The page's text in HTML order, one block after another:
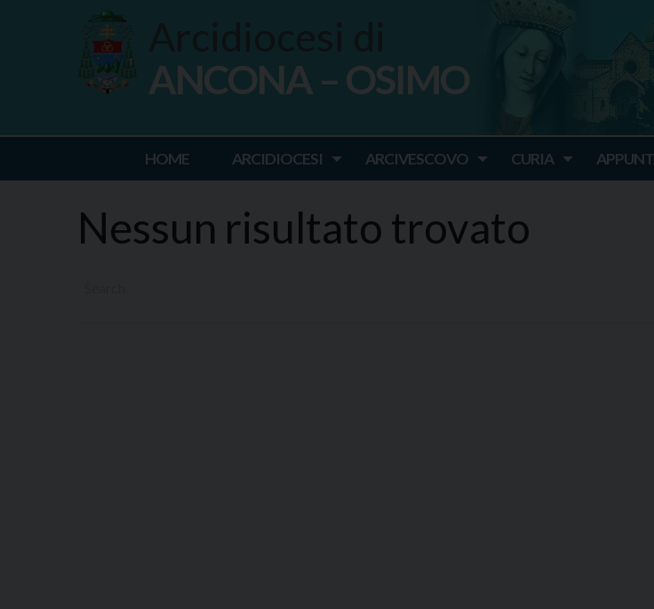
Ancona Osimo
ANCONA – OSIMO
HOME ARCIDIOCESI ARCIVESCOVO CURIA
Nessun risultato trovato